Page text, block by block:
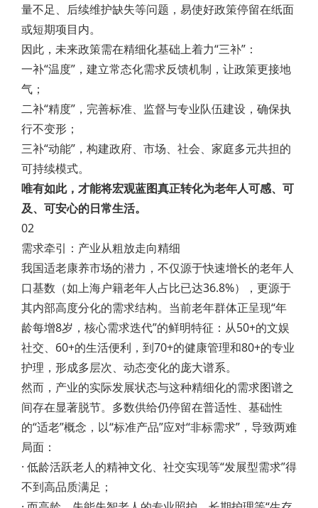
量不足、后续维护缺失等问题，易使好政策停留在纸面
或短期项目内。
因此，未来政策需在精细化基础上着力“三补”：
一补“温度”，建立常态化需求反馈机制，让政策更接地
气；
二补“精度”，完善标准、监督与专业队伍建设，确保执
行不变形；
三补“动能”，构建政府、市场、社会、家庭多元共担的
可持续模式。
唯有如此，才能将宏观蓝图真正转化为老年人可感、可
及、可安心的日常生活。
02
需求牵引：产业从粗放走向精细
我国适老康养市场的潜力，不仅源于快速增长的老年人
口基数（如上海户籍老年人占比已达36.8%），更源于
其内部高度分化的需求结构。当前老年群体正呈现“年
龄每增8岁，核心需求迭代”的鲜明特征：从50+的文娱
社交、60+的生活便利，到70+的健康管理和80+的专业
护理，形成多层次、动态变化的庞大谱系。
然而，产业的实际发展状态与这种精细化的需求图谱之
间存在显著脱节。多数供给仍停留在普适性、基础性
的“适老”概念，以“标准产品”应对“非标需求”，导致两难
局面：
· 低龄活跃老人的精神文化、社交实现等“发展型需求”得
不到高品质满足；